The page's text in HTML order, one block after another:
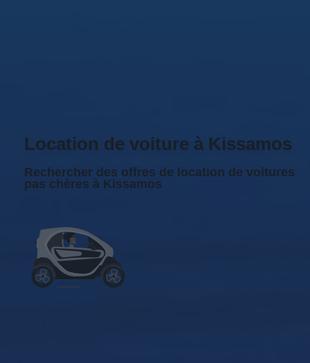
Location de voiture à Kissamos
Rechercher des offres de location de voitures
pas chères à Kissamos